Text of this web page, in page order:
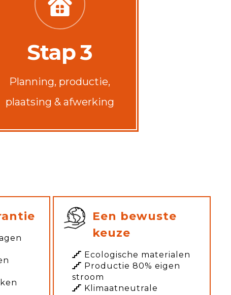
Stap 3
Planning, productie,
plaatsing & afwerking
Een bewuste
keuze
Ecologische materialen
Productie 80% eigen
stroom
Klimaatneutrale